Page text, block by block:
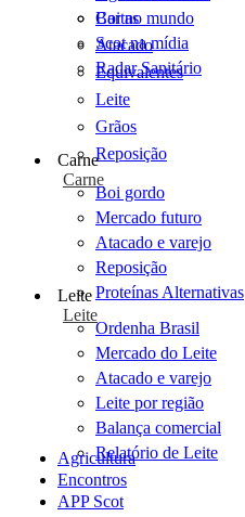
Cartas
Scot na mídia
Radar Sanitário
Boi no mundo
Atacado
Equivalentes
Leite
Grãos
Reposição
Carne
Carne
Boi gordo
Mercado futuro
Atacado e varejo
Reposição
Proteínas Alternativas
Leite
Leite
Ordenha Brasil
Mercado do Leite
Atacado e varejo
Leite por região
Balança comercial
Relatório de Leite
Agricultura
Encontros
APP Scot